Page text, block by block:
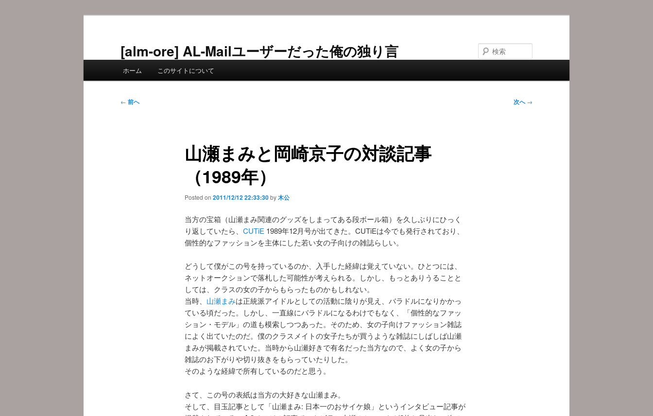
[alm-ore] AL-Mailユーザーだった俺の独り言
索
ホーム このサイトについて
投
← 前へ 次へ→
山瀬まみと岡崎京子の対談記事
（1989年）
Posted on 2011/12/12 22:33:30by木公
当方の宝箱（山瀬まみ関連のグッズをしまってある段ボール箱）を久しぶりにひっく
り返していたら、 CUTiE 1989年12月号が出てきた。CUTiEは今でも発行されており、
個性的なファッションを主体にした若い女の子向けの雑誌らしい。
どうして僕がこの号を持っているのか、入手した経緯は覚えていない。ひとつには、
ネットオークションで落札した可能性が考えられる。しかし、もっとありうることと
しては、クラスの女の子からもらったものかもしれない。
当時、 山瀬まみは正統派アイドルとしての活動に陰りが見え、バラドルになりかかっ
ている頃だった。しかし、一直線にバラドルになるわけでもなく、「個性的なファッ
ション・モデル」の道も模索しつつあった。そのため、女の子向けファッション雑誌
によく出ていたのだ。僕のクラスメイトの女子たちが買うような雑誌にしばしば山瀬
まみが掲載されていた。当時から山瀬好きで有名だった当方なので、よく女の子から
雑誌のお下がりや切り抜きをもらっていたりした。
そのような経緯で所有しているのだと思う。
さて、この号の表紙は当方の大好きな山瀬まみ。
そして、目玉記事として「山瀬まみ: 日本一のおサイケ娘」というインタビュー記事が